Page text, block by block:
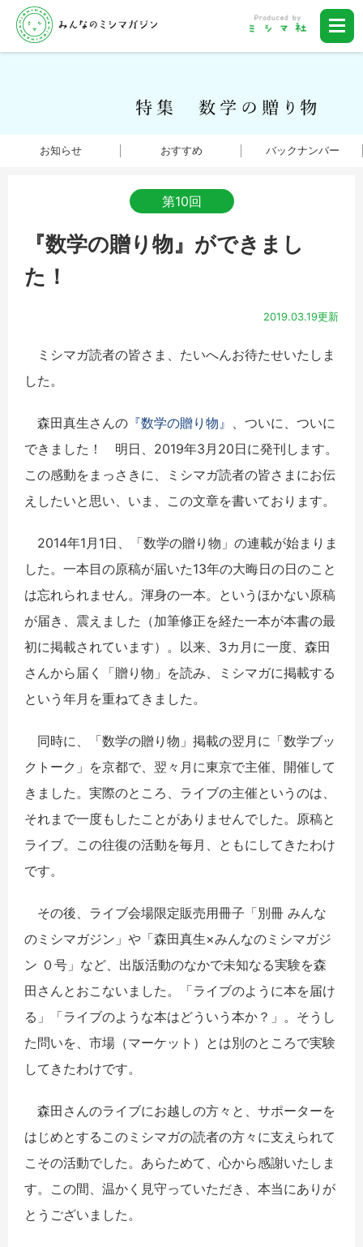
お知らせ おすすめ バックナンバー
第10回
『数学の贈り物』ができまし
た！
2019.03.19更新
ミシマガ読者の皆さま、たいへんお待たせいたしま
した。
森田真生さんの 『数学の贈り物』
、ついに、ついに
できました！ 明日、2019年3月20日に発刊します。
この感動をまっさきに、ミシマガ読者の皆さまにお伝
えしたいと思い、いま、この文章を書いております。
2014年1月1日、「数学の贈り物」の連載が始まりま
した。一本目の原稿が届いた13年の大晦日の日のこと
は忘れられません。渾身の一本。というほかない原稿
が届き、震えました（加筆修正を経た一本が本書の最
初に掲載されています）。以来、3カ月に一度、森田
さんから届く「贈り物」を読み、ミシマガに掲載する
という年月を重ねてきました。
同時に、「数学の贈り物」掲載の翌月に「数学ブッ
クトーク」を京都で、翌々月に東京で主催、開催して
きました。実際のところ、ライブの主催というのは、
それまで一度もしたことがありませんでした。原稿と
ライブ。この往復の活動を毎月、ともにしてきたわけ
です。
その後、ライブ会場限定販売用冊子「別冊 みんな
のミシマガジン」や「森田真生×みんなのミシマガジ
ン ０号」など、出版活動のなかで未知なる実験を森
田さんとおこないました。「ライブのように本を届け
る」「ライブのような本はどういう本か？」。そうし
た問いを、市場（マーケット）とは別のところで実験
してきたわけです。
森田さんのライブにお越しの方々と、サポーターを
はじめとするこのミシマガの読者の方々に支えられて
こその活動でした。あらためて、心から感謝いたしま
す。この間、温かく見守っていただき、本当にありが
とうございました。